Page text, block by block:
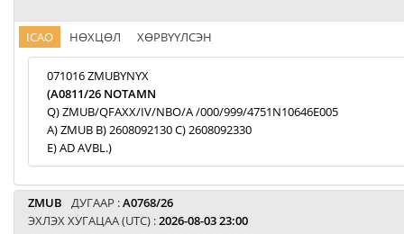
ICAO НӨХЦӨЛ ХӨРВҮҮЛСЭН
071016 ZMUBYNYX
(A0811/26 NOTAMN
Q) ZMUB/QFAXX/IV/NBO/A /000/999/4751N10646E005
A) ZMUB B) 2608092130 C) 2608092330
E) AD AVBL.)
ZMUB ДУГААР :A0768/26
ЭХЛЭХ ХУГАЦАА (UTC) :2026-08-03 23:00